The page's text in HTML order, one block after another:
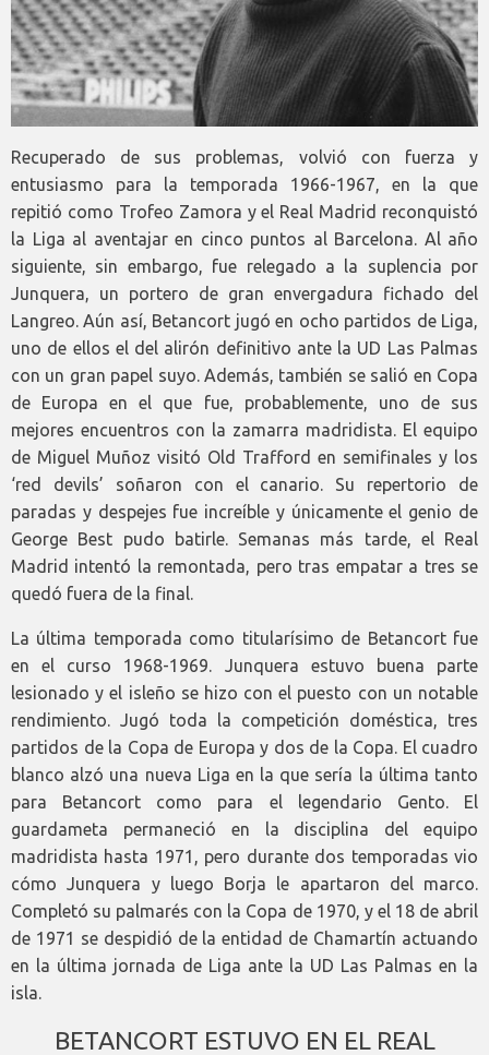
Recuperado de sus problemas, volvió con fuerza y
entusiasmo para la temporada 1966-1967, en la que
repitió como Trofeo Zamora y el Real Madrid reconquistó
la Liga al aventajar en cinco puntos al Barcelona. Al año
siguiente, sin embargo, fue relegado a la suplencia por
Junquera, un portero de gran envergadura fichado del
Langreo. Aún así, Betancort jugó en ocho partidos de Liga,
uno de ellos el del alirón definitivo ante la UD Las Palmas
con un gran papel suyo. Además, también se salió en Copa
de Europa en el que fue, probablemente, uno de sus
mejores encuentros con la zamarra madridista. El equipo
de Miguel Muñoz visitó Old Trafford en semifinales y los
‘red devils’ soñaron con el canario. Su repertorio de
paradas y despejes fue increíble y únicamente el genio de
George Best pudo batirle. Semanas más tarde, el Real
Madrid intentó la remontada, pero tras empatar a tres se
quedó fuera de la final.
La última temporada como titularísimo de Betancort fue
en el curso 1968-1969. Junquera estuvo buena parte
lesionado y el isleño se hizo con el puesto con un notable
rendimiento. Jugó toda la competición doméstica, tres
partidos de la Copa de Europa y dos de la Copa. El cuadro
blanco alzó una nueva Liga en la que sería la última tanto
para Betancort como para el legendario Gento. El
guardameta permaneció en la disciplina del equipo
madridista hasta 1971, pero durante dos temporadas vio
cómo Junquera y luego Borja le apartaron del marco.
Completó su palmarés con la Copa de 1970, y el 18 de abril
de 1971 se despidió de la entidad de Chamartín actuando
en la última jornada de Liga ante la UD Las Palmas en la
isla.
BETANCORT ESTUVO EN EL REAL